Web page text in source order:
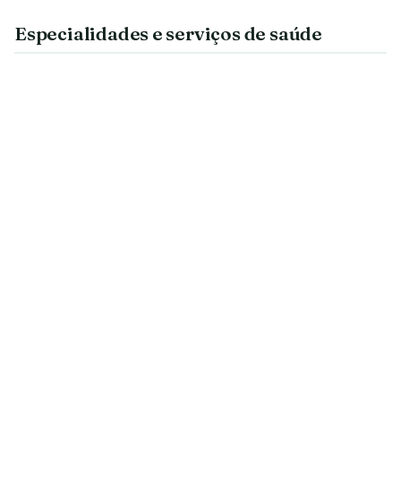
Especialidades e serviços de saúde